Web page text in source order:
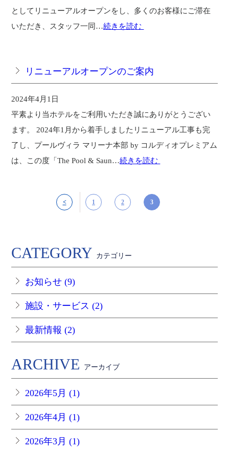
としてリニューアルオープンをし、多くのお客様にご滞在
いただき、スタッフ一同…続きを読む
リニューアルオープンのご案内
2024年4月1日
平素より当ホテルをご利用いただき誠にありがとうござい
ます。 2024年1月から着手しましたリニューアル工事も完
了し、プールヴィラ マリーナ本部 by コルディオプレミアム
は、この度「The Pool & Saun…続きを読む
< 1 2 3
CATEGORY カテゴリー
お知らせ (9)
施設・サービス (2)
最新情報 (2)
ARCHIVE アーカイブ
2026年5月 (1)
2026年4月 (1)
2026年3月 (1)